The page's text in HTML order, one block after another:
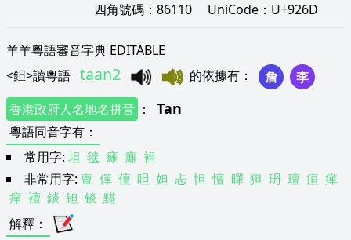
四角號碼： 86110 UniCode： U+926D
羊羊粵語審音字典 EDITABLE
<鉭>讀粵語 taan2 的依據有 ： 詹
李
香港政府人名地名拼音 ： Tan
粵語同音字有 ：
常用字: 坦 毯 瘫 癱 袒
非常用字: 亶 僤 儃 呾 妲 忐 怛 憻 暺 狚 玬 璮 疸 瘅
癉 襢 錟 钽 锬 黮
解釋 ：